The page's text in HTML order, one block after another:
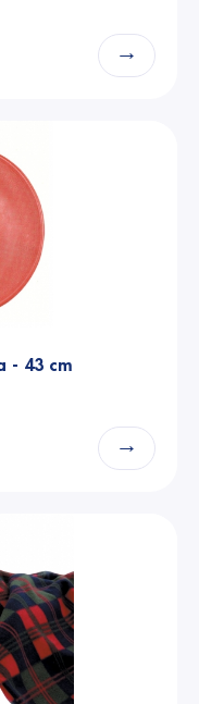
→
- 43 cm
→